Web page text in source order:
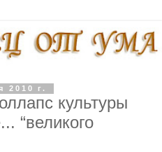
2010 г.
культуры
“великого